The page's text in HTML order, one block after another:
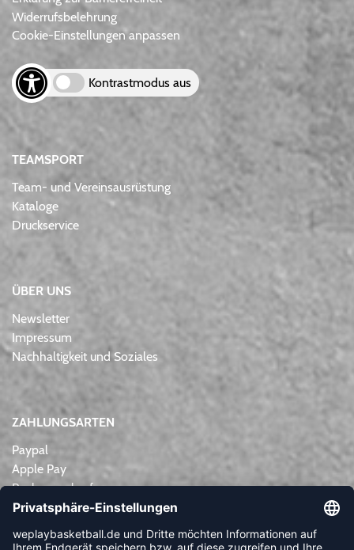
Widerrufsbelehrung
Cookie-Einstellungen anpassen
Kontrastmodus aus
TEAMSPORT
Team- und Vereinsausrüstung
Kataloge
Druckservice
ÜBER UNS
Newsletter
Impressum
Nachhaltigkeit und Soziales
ZAHLUNGSARTEN
Paypal
Apple Pay
Rechnungskauf
Lastschrift
Kreditkarte
Vorkasse